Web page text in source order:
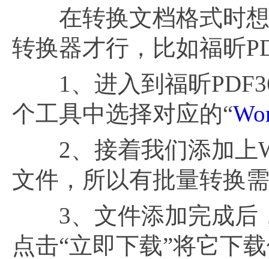
在转换文档格式时想
转换器才行，比如福昕
1、进入到福昕
个工具中选择对应的“
2、接着我们添加上
文件，所以有批量转换
3、文件添加完成后，
点击“立即下载”将它下